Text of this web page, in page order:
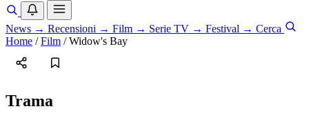
News → Recensioni → Film → Serie TV → Festival → Cerca
Home / Film / Widow's Bay
Trama